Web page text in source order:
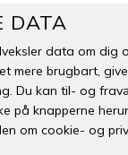
Levering 1-3 hverdage